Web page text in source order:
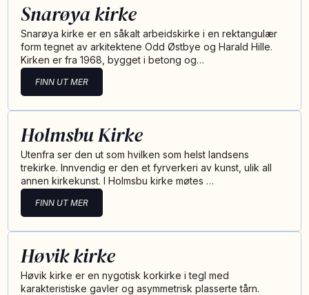
Snarøya kirke
Snarøya kirke er en såkalt arbeidskirke i en rektangulær
form tegnet av arkitektene Odd Østbye og Harald Hille.
Kirken er fra 1968, bygget i betong og…
FINN UT MER
Holmsbu Kirke
Utenfra ser den ut som hvilken som helst landsens
trekirke. Innvendig er den et fyrverkeri av kunst, ulik all
annen kirkekunst. I Holmsbu kirke møtes …
FINN UT MER
Høvik kirke
Høvik kirke er en nygotisk korkirke i tegl med
karakteristiske gavler og asymmetrisk plasserte tårn.